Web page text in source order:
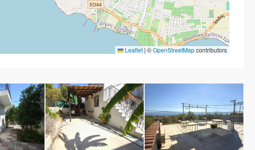
Leaflet | ©OpenStreetMapcontributors